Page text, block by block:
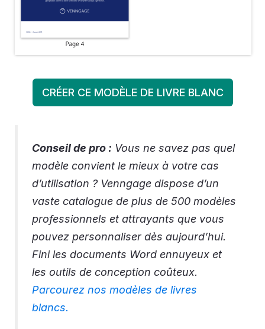
CRÉER CE MODÈLE DE LIVRE BLANC
Conseil de pro : Vous ne savez pas quel
modèle convient le mieux à votre cas
d’utilisation ? Venngage dispose d’un
vaste catalogue de plus de 500 modèles
professionnels et attrayants que vous
pouvez personnaliser dès aujourd’hui.
Fini les documents Word ennuyeux et
les outils de conception coûteux.
Parcourez nos modèles de livres
blancs.